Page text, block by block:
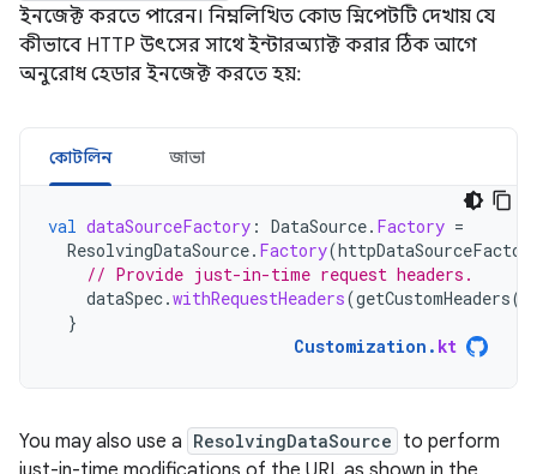
ইনজেক্ট করতে পারেন। নিম্নলিখিত কোড স্নিপেটটি দেখায় যে
কীভাবে HTTP উৎসের সাথে ইন্টারঅ্যাক্ট করার ঠিক আগে
অনুরোধ হেডার ইনজেক্ট করতে হয়:
কোটলিন জাভা
val dataSourceFactory : DataSource. Factory =
ResolvingDataSource. Factory(
// Provide just-in-time request headers.
dataSpec.withRequestHeaders(getCustomHeaders(
}
Customization . kt
You may also use a ResolvingDataSource to perform